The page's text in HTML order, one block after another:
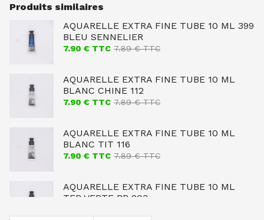
Produits similaires
AQUARELLE EXTRA FINE TUBE 10 ML 399
BLEU SENNELIER
7.90 € TTC 7.89€ TTC
AQUARELLE EXTRA FINE TUBE 10 ML
BLANC CHINE 112
7.90 € TTC 7.89€ TTC
AQUARELLE EXTRA FINE TUBE 10 ML
BLANC TIT 116
7.90 € TTC 7.89€ TTC
AQUARELLE EXTRA FINE TUBE 10 ML
TER VERTE BR 203